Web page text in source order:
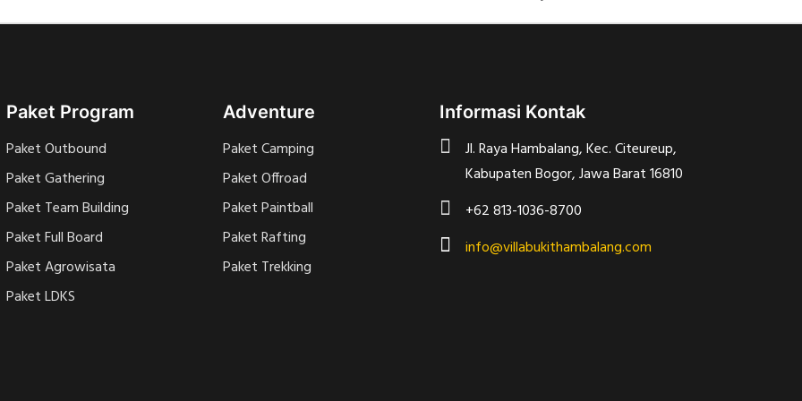
Paket Program
Paket Outbound
Paket Gathering
Paket Team Building
Paket Full Board
Paket Agrowisata
Paket LDKS
Adventure
Paket Camping
Paket Offroad
Paket Paintball
Paket Rafting
Paket Trekking
Informasi Kontak
Jl. Raya Hambalang, Kec. Citeureup,
Kabupaten Bogor, Jawa Barat 16810
+62 813-1036-8700
info@villabukithambalang.com